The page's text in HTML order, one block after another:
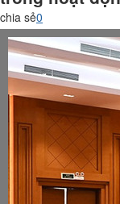
chia sẻ0